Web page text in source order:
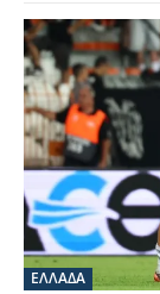
ΕΛΛΑΔΑ